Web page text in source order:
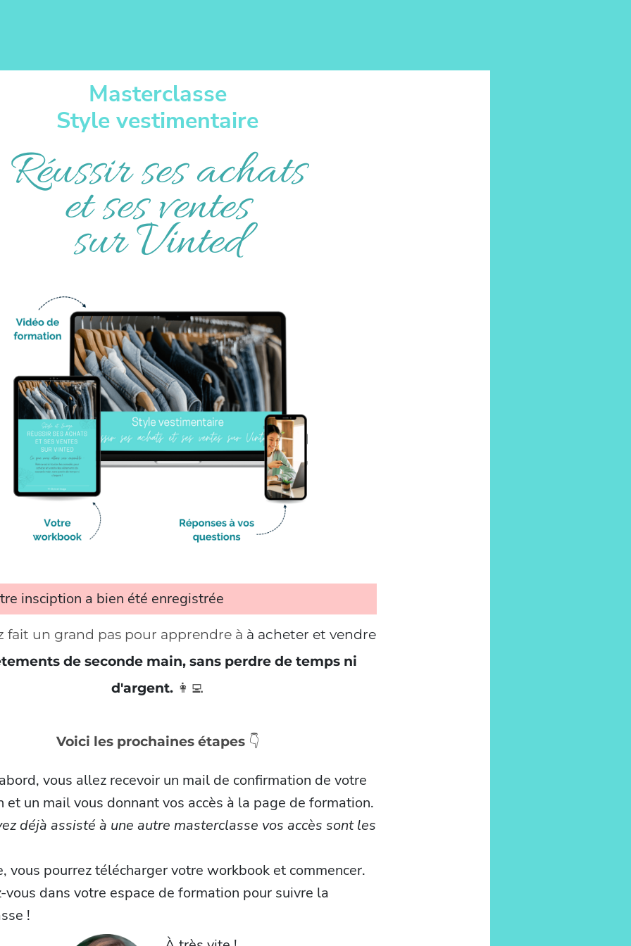
Masterclasse
Style vestimentaire
Réussir ses achats
et ses ventes
sur Vinted
insciption a bien été enregistrée
fait un grand pas pour apprendre à à acheter et vendre
de seconde main, sans perdre de temps ni
d'argent. 👩‍💻
Voici les prochaines étapes👇
vous allez recevoir un mail de confirmation de votre
et un mail vous donnant vos accès à la page de formation.
déjà assisté à une autre masterclasse vos accès sont les
vous pourrez télécharger votre workbook et commencer.
dans votre espace de formation pour suivre la
!